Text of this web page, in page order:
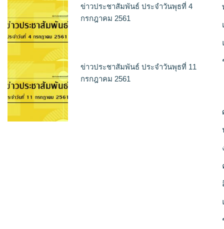
ข่าวประชาสัมพันธ์ ประจำวันพุธที่ 4
กรกฎาคม 2561
ข่าวประชาสัมพันธ์ ประจำวันพุธที่ 11
กรกฎาคม 2561